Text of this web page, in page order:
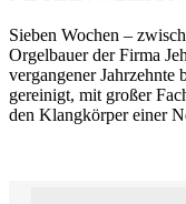
Sieben Wochen –
Orgelbauer der Firma
vergangener
gereinigt, mit großer
den Klangkörper einer